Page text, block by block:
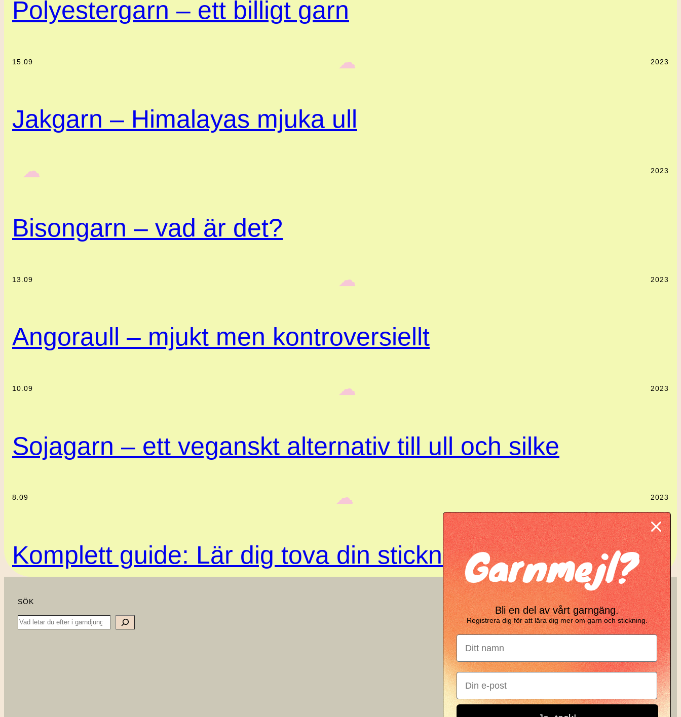
Polyestergarn – ett billigt garn
15.09 ‎ ‎‎ ☁︎‎‎ 2023
Jakgarn – Himalayas mjuka ull
‎ ‎‎ ☁︎‎‎ 2023
Bisongarn – vad är det?
13.09 ‎ ‎‎ ☁︎‎‎ 2023
Angoraull – mjukt men kontroversiellt
10.09 ‎ ‎‎ ☁︎‎‎ 2023
Sojagarn – ett veganskt alternativ till ull och silke
8.09 ‎ ‎‎ ☁︎‎‎ 2023
Komplett guide: Lär dig tova din stickning
SÖK
Search
KNIT KNOT
Manifesto
Garnmejl?
Bli en del av vårt garngäng.
Registrera dig för att lära dig mer om garn och stickning.